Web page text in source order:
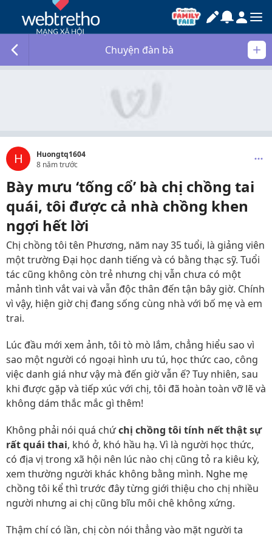
Chuyện đàn bà
H
Huongtq1604
8 năm trước
Bày mưu ‘tống cổ’ bà chị chồng tai
quái, tôi được cả nhà chồng khen
ngợi hết lời
Chị chồng tôi tên Phương, năm nay 35 tuổi, là giảng viên
một trường Đại học danh tiếng và có bằng thạc sỹ. Tuổi
tác cũng không còn trẻ nhưng chị vẫn chưa có một
mảnh tình vắt vai và vẫn độc thân đến tận bây giờ. Chính
vì vậy, hiện giờ chị đang sống cùng nhà với bố mẹ và em
trai.
Lúc đầu mới xem ảnh, tôi tò mò lắm, chẳng hiểu sao vì
sao một người có ngoại hình ưu tú, học thức cao, công
việc danh giá như vậy mà đến giờ vẫn ế? Tuy nhiên, sau
khi được gặp và tiếp xúc với chị, tôi đã hoàn toàn vỡ lẽ và
không dám thắc mắc gì thêm!
Không phải nói quá chứchị chồng tôi tính nết thật sự
rất quái thai, khó ở, khó hầu hạ. Vì là người học thức,
có địa vị trong xã hội nên lúc nào chị cũng tỏ ra kiêu kỳ,
xem thường người khác không bằng mình. Nghe mẹ
chồng tôi kể thì trước đây từng giới thiệu cho chị nhiều
người nhưng ai chị cũng bĩu môi chê không xứng.
Thậm chí có lần, chị còn nói thẳng vào mặt người ta